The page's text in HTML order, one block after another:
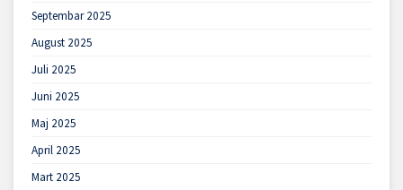
Septembar 2025
August 2025
Juli 2025
Juni 2025
Maj 2025
April 2025
Mart 2025